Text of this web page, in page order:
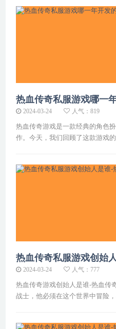
热血传奇私服游戏哪一
2024-03-24 人气：819
热血传奇游戏是一款经典的角色
作。今天，我们回顾了这款游戏
热血传奇私服游戏创始
2024-03-24 人气：777
热血传奇游戏创始人是谁-热血传
战士，他必须在这个世界中冒险